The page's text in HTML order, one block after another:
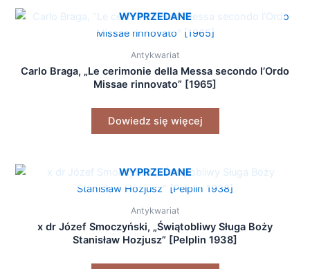
WYPRZEDANE
Antykwariat
Carlo Braga, „Le cerimonie della Messa secondo l’Ordo
Missae rinnovato” [1965]
Dowiedz się więcej
WYPRZEDANE
Antykwariat
x dr Józef Smoczyński, „Świątobliwy Sługa Boży
Stanisław Hozjusz” [Pelplin 1938]